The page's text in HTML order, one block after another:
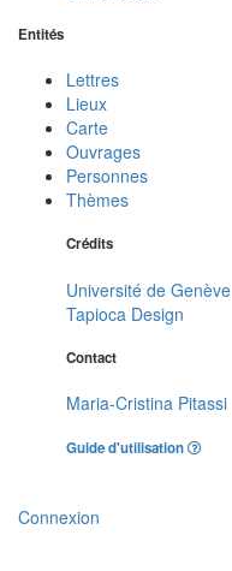
Entités
Lettres
Lieux
Carte
Ouvrages
Personnes
Thèmes
Crédits
Université de Genève
Tapioca Design
Contact
Maria-Cristina Pitassi
Guide d'utilisation
Connexion